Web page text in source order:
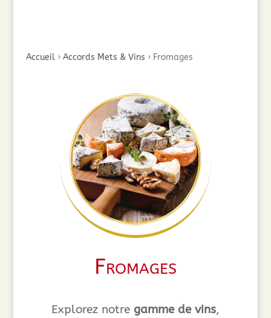
Accueil› Accords Mets & Vins › Fromages
Fromages
Explorez notre gamme de vins,